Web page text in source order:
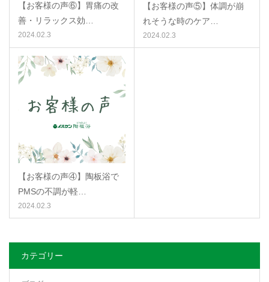
【お客様の声⑥】胃痛の改
善・リラックス効…
2024.02.3
【お客様の声⑤】体調が崩
れそうな時のケア…
2024.02.3
【お客様の声④】陶板浴で
PMSの不調が軽…
2024.02.3
カテゴリー